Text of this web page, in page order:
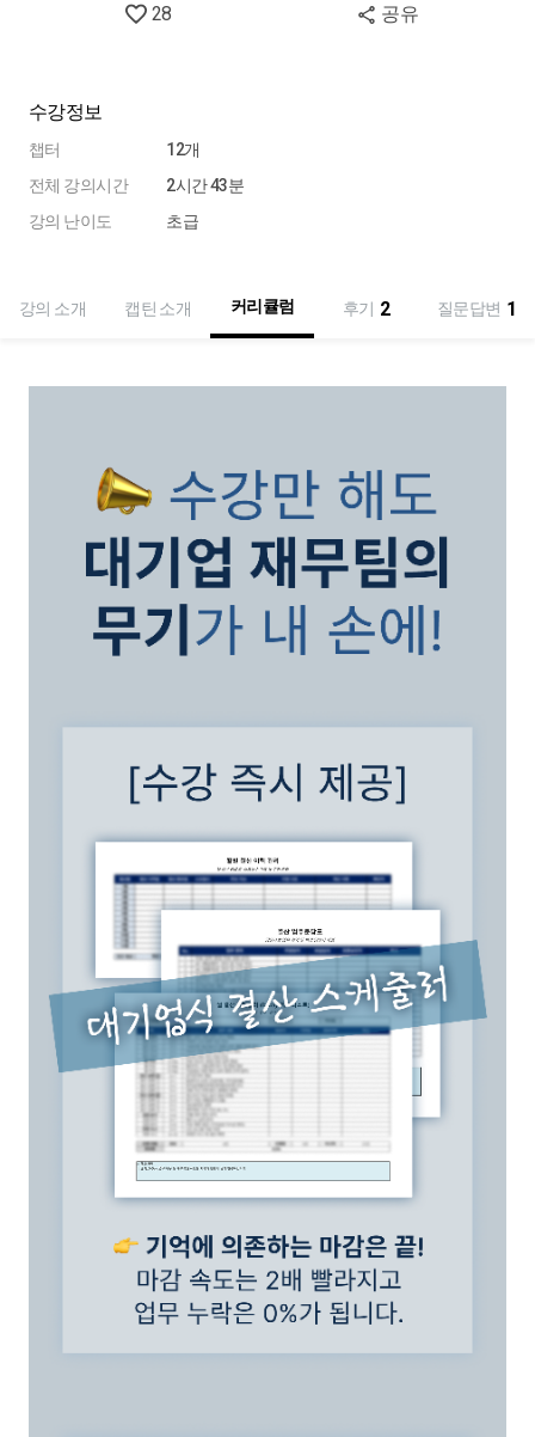
28 공유
수강정보
챕터
전체 강의시간
강의 난이도
12개
2시간 43분
초급
강의 소개 캡틴 소개 커리큘럼 후기 2 질문답변 1